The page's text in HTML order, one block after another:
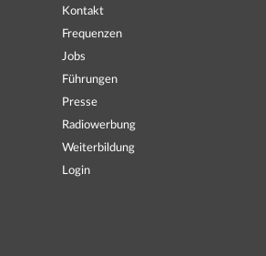
Kontakt
Frequenzen
Jobs
Führungen
Presse
Radiowerbung
Weiterbildung
Login